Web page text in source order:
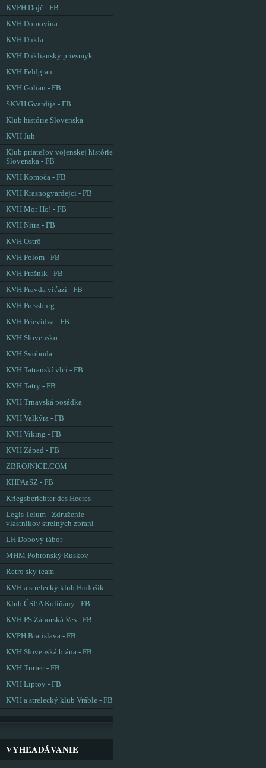
KVPH Dojč - FB
KVH Domovina
KVH Dukla
KVH Dukliansky priesmyk
KVH Feldgrau
KVH Golian - FB
SKVH Gvardija - FB
Klub histórie Slovenska
KVH Juh
Klub priateľov vojenskej histórie
Slovenska - FB
KVH Komoča - FB
KVH Krasnogvardejci - FB
KVH Mor Ho! - FB
KVH Nitra - FB
KVH Ostrô
KVH Polom - FB
KVH Prašník - FB
KVH Pravda víťazí - FB
KVH Pressburg
KVH Prievidza - FB
KVH Slovensko
KVH Svoboda
KVH Tatranskí vlci - FB
KVH Tatry - FB
KVH Trnavská posádka
KVH Valkýra - FB
KVH Viking - FB
KVH Západ - FB
ZBROJNICE.COM
KHPAaSZ - FB
Kriegsberichter des Heeres
Legis Telum - Združenie
vlastníkov strelných zbraní
LH Dobový tábor
MHM Pohronský Ruskov
Retro sky team
KVH a strelecký klub Hodošík
Klub ČSĽA Kolíňany - FB
KVH PS Záhorská Ves - FB
KVPH Bratislava - FB
KVH Slovenská brána - FB
KVH Turiec - FB
KVH Liptov - FB
KVH a strelecký klub Vráble - FB
VYHĽADÁVANIE